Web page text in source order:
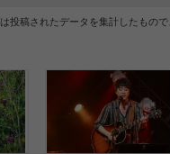
投稿されたデータを集計したもの